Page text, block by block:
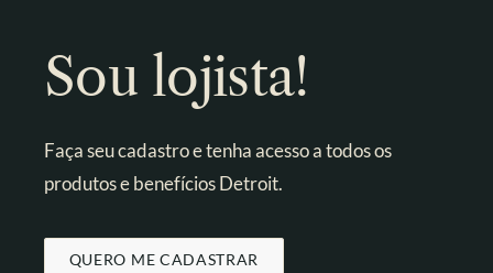
Sou lojista!
Faça seu cadastro e tenha acesso a todos os
produtos e benefícios Detroit.
QUERO ME CADASTRAR